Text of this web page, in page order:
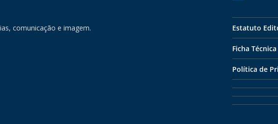
comunicação e imagem. Estatuto
Ficha Técnica
Política de